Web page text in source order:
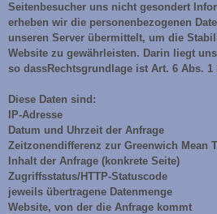
Seitenbesucher uns nicht gesondert
erheben wir die personenbezogenen
unseren Server übermittelt, um die
Website zu gewährleisten. Darin liegt
so dassRechtsgrundlage ist Art. 6 Abs. 1
Diese Daten sind:
IP-Adresse
Datum und Uhrzeit der Anfrage
Zeitzonendifferenz zur Greenwich Mean
Inhalt der Anfrage (konkrete Seite)
Zugriffsstatus/HTTP-Statuscode
jeweils übertragene Datenmenge
Website, von der die Anfrage kommt